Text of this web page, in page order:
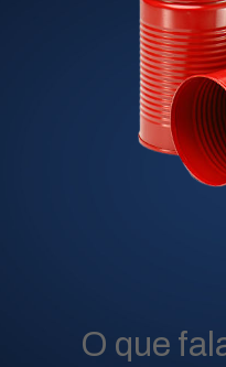
O que